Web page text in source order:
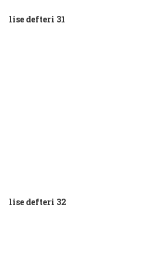
lise defteri 31
lise defteri 32